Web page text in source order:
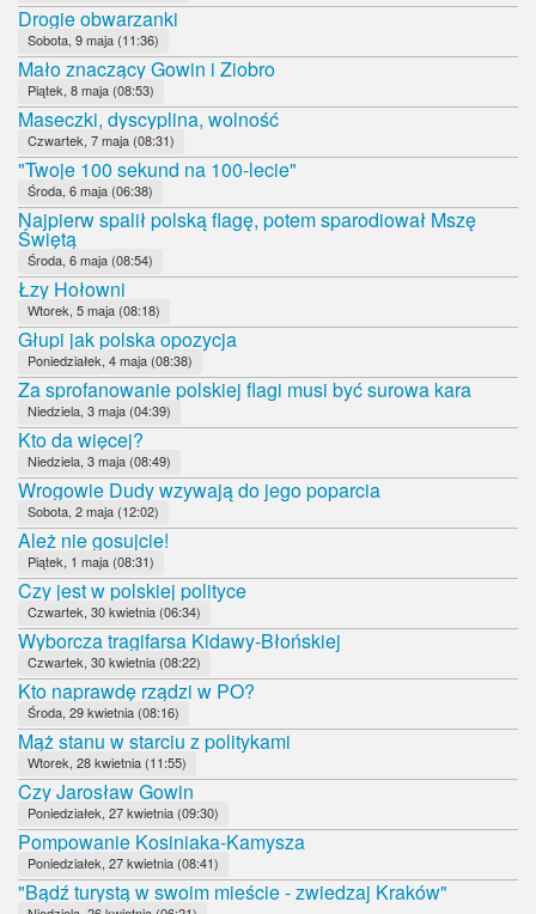
Drogie obwarzanki
Sobota, 9 maja (11:36)
Mało znaczący Gowin i Ziobro
Piątek, 8 maja (08:53)
Maseczki, dyscyplina, wolność
Czwartek, 7 maja (08:31)
"Twoje 100 sekund na 100-lecie"
Środa, 6 maja (06:38)
Najpierw spalił polską flagę, potem sparodiował Mszę
Świętą
Środa, 6 maja (08:54)
Łzy Hołowni
Wtorek, 5 maja (08:18)
Głupi jak polska opozycja
Poniedziałek, 4 maja (08:38)
Za sprofanowanie polskiej flagi musi być surowa kara
Niedziela, 3 maja (04:39)
Kto da więcej?
Niedziela, 3 maja (08:49)
Wrogowie Dudy wzywają do jego poparcia
Sobota, 2 maja (12:02)
Ależ nie gosujcie!
Piątek, 1 maja (08:31)
Czy jest w polskiej polityce
Czwartek, 30 kwietnia (06:34)
Wyborcza tragifarsa Kidawy-Błońskiej
Czwartek, 30 kwietnia (08:22)
Kto naprawdę rządzi w PO?
Środa, 29 kwietnia (08:16)
Mąż stanu w starciu z politykami
Wtorek, 28 kwietnia (11:55)
Czy Jarosław Gowin
Poniedziałek, 27 kwietnia (09:30)
Pompowanie Kosiniaka-Kamysza
Poniedziałek, 27 kwietnia (08:41)
"Bądź turystą w swoim mieście - zwiedzaj Kraków"